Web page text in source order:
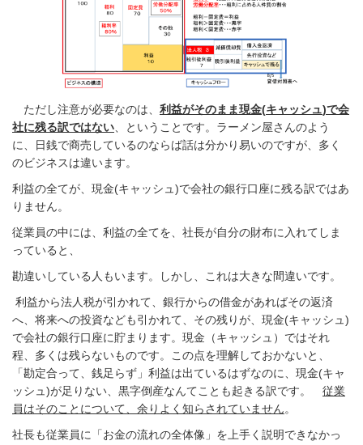
ただし注意が必要なのは、 利益がそのまま現金(キャッシュ)で会
社に残る訳ではない 、ということです。 ラーメン屋さんのよう
に、日銭で商売しているのならば話は分かり易いのですが、多く
のビジネスは違います。
利益の全てが、現金(キャッシュ )で会社の銀行口座に残る訳ではあ
りません。
従業員の中には、利益の全てを、社長が自分の財布に入れてしま
っていると、
勘違いしている人もいます。しかし、これは大きな間違いです。
利益から法人税が引かれて、銀行からの借金があればその返済
へ、将来への投資なども引かれて、その残りが、現金(キャッシュ )
で会社の銀行口座に貯まります。現金（キャッシュ）ではそれ
程、多くは残らないものです。この点を理解しておかないと、
「勘定合って、銭足らず」利益は出ているはずなのに、現金(キャ
ッシュ )が足りない、黒字倒産なんてことも起きる訳です。 従業
員はそのことについて、余りよく知らされていません。
社長も従業員に「お金の流れの全体像」を上手く説明できなかっ